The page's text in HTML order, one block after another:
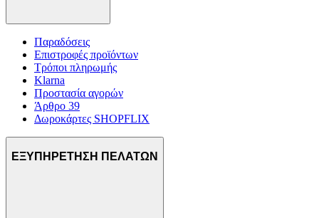
Παραδόσεις
Επιστροφές προϊόντων
Τρόποι πληρωμής
Klarna
Προστασία αγορών
Άρθρο 39
Δωροκάρτες SHOPFLIX
ΕΞΥΠΗΡΕΤΗΣΗ ΠΕΛΑΤΩΝ